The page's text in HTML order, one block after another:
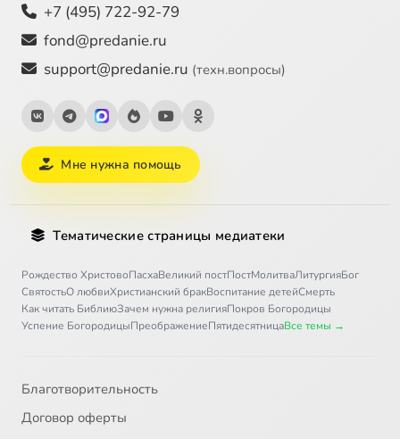
+7 (495) 722-92-79
fond@predanie.ru
support@predanie.ru (техн.вопросы)
Мне нужна помощь
Тематические страницы медиатеки
Рождество ХристовоПасхаВеликий постПостМолитваЛитургияБог
СвятостьО любвиХристианский бракВоспитание детейСмерть
Как читать БиблиюЗачем нужна религияПокров Богородицы
Успение БогородицыПреображениеПятидесятницаВсе темы →
Благотворительность
Договор оферты